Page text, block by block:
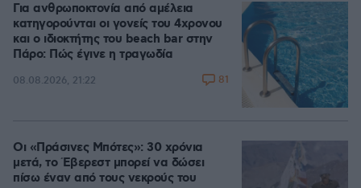
Για ανθρωποκτονία από αμέλεια
κατηγορούνται οι γονείς του 4χρονου
και ο ιδιοκτήτης του beach bar στην
Πάρο: Πώς έγινε η τραγωδία
08.08.2026, 21:22 81
Οι «Πράσινες Μπότες»: 30 χρόνια
μετά, το Έβερεστ μπορεί να δώσει
πίσω έναν από τους νεκρούς του